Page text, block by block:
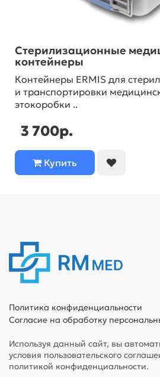
Стерилизационные
контейнеры
Контейнеры ERMIS для
и транспортировки
этокоробки ..
3 700р.
Купить
Политика конфиденциальности
Согласие на обработку
Используя данный сайт, вы
условия пользовательского
политикой конфиденциальности.